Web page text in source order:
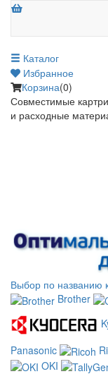
Каталог
Избранное
Корзина(0)
Совместимые
и расходные
Выбор по названию
Brother
Panasonic
OKI